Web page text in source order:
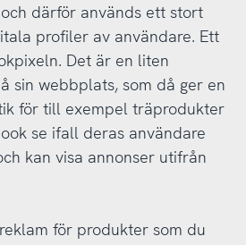
därför används ett stort
profiler av användare. Ett
Det är en liten
sin webbplats, som då ger en
för till exempel träprodukter
se ifall deras användare
kan visa annonser utifrån
för produkter som du